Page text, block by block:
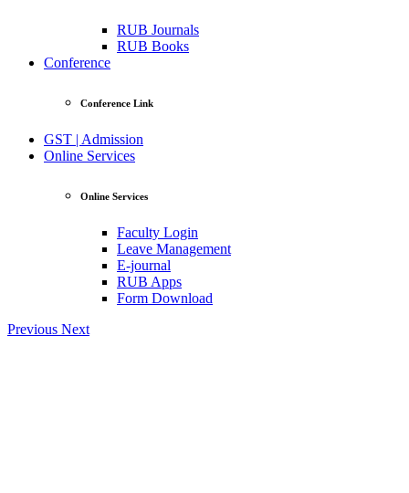
RUB Journals
RUB Books
Conference
Conference Link
GST | Admission
Online Services
Online Services
Faculty Login
Leave Management
E-journal
RUB Apps
Form Download
Previous Next